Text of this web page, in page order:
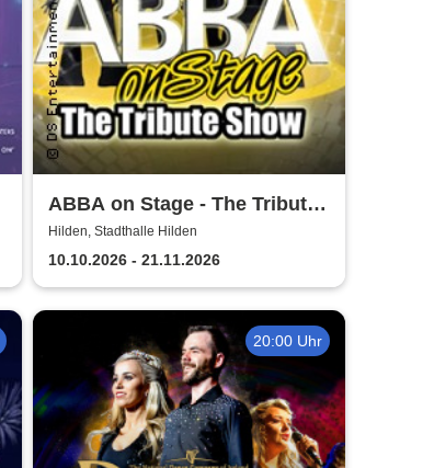
ABBA on Stage - The Tribute
Show
Hilden, Stadthalle Hilden
10.10.2026 - 21.11.2026
20:00 Uhr